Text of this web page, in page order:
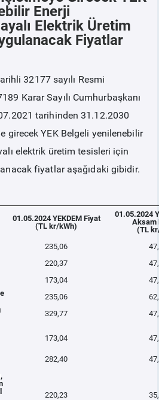
SİSTEMİ POLİTİKAMIZ
Enerji
Elektrik Üretim
Fiyatlar
32177 sayılı Resmi
Karar Sayılı Cumhurbaşkanı
tarihinden 31.12.2030
girecek YEK Belgeli yenilenebilir
elektrik üretim tesisleri için
fiyatlar aşağıdaki gibidir.
01.05.2024 YEKDEM Fiyat
(TL kr/kWh)
01.05.2024
Aksam
(TL
235,06
220,37
173,04
235,06
329,77
173,04
282,40
220,23